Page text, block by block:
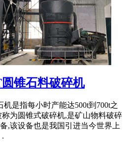
锥石料破碎机
机是指每小时产能达500t到700t之
为圆锥式破碎机,是矿山物料破碎
,该设备也是我国引进当今世界上
.